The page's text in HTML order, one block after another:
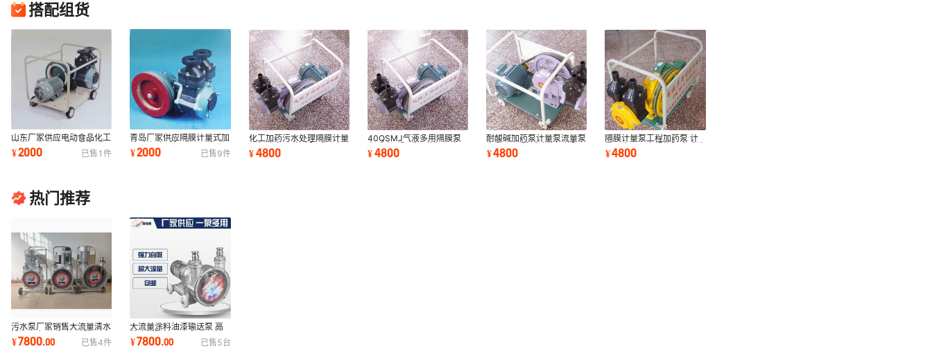
搭配组货
山东厂家供应电动食品化工
输料泵泵头 立式小型隔膜
计量泵泵头
¥2000 已售 1件
青岛厂家供应隔膜计量式加
药泵头 立式隔膜泵泵头 电
动隔膜泵泵头
¥2000 已售9件
化工加药污水处理隔膜计量
泵气液多用 电动隔膜泵自
吸泵多规格
¥4800
40QSMJ气液多用隔膜泵
车式电动隔膜泵往复泵自吸
泵计量泵批发
¥4800
耐酸碱加药泵计量泵流量泵
定量泵 耐酸碱液体加药隔
膜计量泵
¥4800
隔膜计量泵工程加药泵 计
量泵自吸泵多规格隔膜式计
量泵车式泵
¥4800
热门推荐
污水泵厂家销售大流量清水
排污泵 铝合金农用排污泵
清水污水泵
¥7800.00 已售4件
大流量涂料油漆输送泵 高
粘度树脂转子泵自吸泵 涂
料油漆化工泵
¥7800.00 已售5台